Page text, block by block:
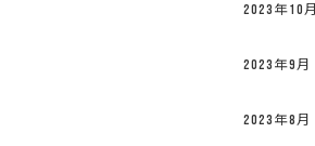
2023年10月
2023年9月
2023年8月